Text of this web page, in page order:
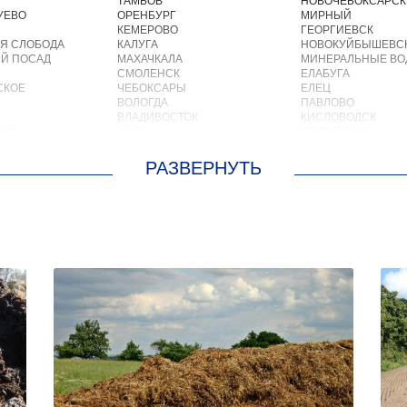
СЛОБОДА
ПОСАД
ПОЛЯНЫ
ОРЕНБУРГ
КЕМЕРОВО
КАЛУГА
МАХАЧКАЛА
СМОЛЕНСК
ЧЕБОКСАРЫ
ВОЛОГДА
ВЛАДИВОСТОК
ОРЛОВ
КОСТРОМА
ПЕТРОЗАВОДСК
ОТРАДНЫЙ
ЧЕРЕПОВЕЦ
ОБЬ
НОВОКУЗНЕЦК
ПЯТИГОРСК
ОТРАДНОЕ
УЛАН УДЭ
СОВЕТСКИЙ
МИРНЫЙ
ГЕОРГИЕВСК
МИНЕРАЛЬНЫЕ
ЕЛАБУГА
ЕЛЕЦ
ПАВЛОВО
КИСЛОВОДСК
КОРЕНОВСК
БОЛЬШОЙ КАМЕНЬ
КИРЖАЧ
ПРИОЗЕРСК
САЛЬСК
ТОБОЛЬСК
ВОТКИНСК
КИЗЛЯР
БЕРДСК
НЕФТЕЮГАНСК